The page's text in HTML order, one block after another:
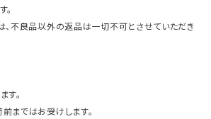
不良品以外の返品は一切不可とさせていただき
す。
まではお受けします。